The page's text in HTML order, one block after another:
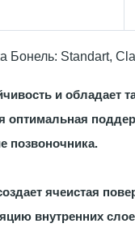
Standart,
и обладает
оптимальная
позвоночника.
ячеистая
внутренних